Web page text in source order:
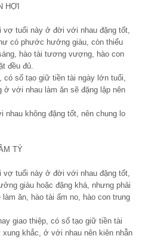
HỢI
vợ tuổi này ở đời với nhau đặng tốt,
có phước hưởng giàu, còn thiểu
hào tài tương vượng, hào con
đều đủ.
số tạo giữ tiền tài ngày lớn tuổi,
ở với nhau làm ăn sẽ đặng lập nên
không đặng tốt, nên chung lo
TÝ
vợ tuổi này ở đời với nhau đặng tốt,
giàu hoặc đặng khá, nhưng phải
ăn, hào tài ấm no, hào con trung
giao thiệp, có số tạo giữ tiền tài
khắc, ở với nhau nên kiên nhẫn